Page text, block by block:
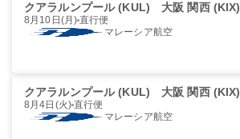
クアラルンプール (KUL) 大阪 関西 (KIX)
8月10日(月) 直行便
マレーシア航空
クアラルンプール (KUL) 大阪 関西 (KIX)
8月4日(火) 直行便
マレーシア航空